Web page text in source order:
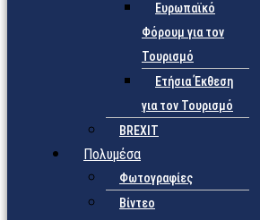
Ευρωπαϊκό
Φόρουμ για τον
Τουρισμό
Ετήσια Έκθεση
για τον Τουρισμό
BREXIT
Πολυμέσα
Φωτογραφίες
Βίντεο